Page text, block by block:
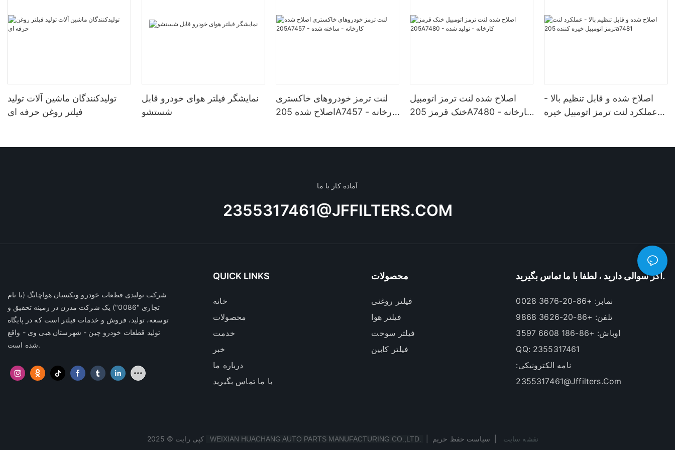
تولیدکنندگان ماشین آلات تولید
فیلتر روغن حرفه ای
نمایشگر فیلتر هوای خودرو قابل
شستشو
لنت ترمز خودروهای خاکستری
اصلاح شده 205A7457 - کارخانه
اصلاح شده لنت ترمز اتومبیل
خنک قرمز 205A7480 - کارخانه
اصلاح شده و قابل تنظیم بالا -
عملکرد لنت ترمز اتومبیل خیره
آماده کار با ما
2355317461@JFFILTERS.COM
شرکت تولیدی قطعات خودرو ویکسیان هواچانگ (با نام
تجاری "0086") یک شرکت مدرن در زمینه تحقیق و
توسعه، تولید، فروش و خدمات فیلتر است که در پایگاه
تولید قطعات خودرو چین - شهرستان هبی وی - واقع
شده است.
QUICK LINKS
خانه
محصولات
خدمت
خبر
درباره ما
با ما تماس بگیرید
محصولات
فیلتر روغنی
فیلتر هوا
فیلتر سوخت
فیلتر کابین
اگر سوالی دارید ، لطفا با ما تماس بگیرید.
نمابر: +86-20-3676 0028
تلفن: +86-20-3626 9868
اوباش: +86-186 6608 3597
QQ: 2355317461
نامه الکترونیکی:
2355317461@jffilters.com
WEIXIAN HUACHANG AUTO PARTS MANUFACTURING CO.,LTD. نقشه سایت